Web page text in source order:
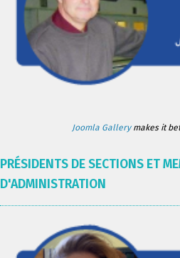
Joomla Gallerymakes it
PRÉSIDENTS DE SECTIONS ET
D'ADMINISTRATION